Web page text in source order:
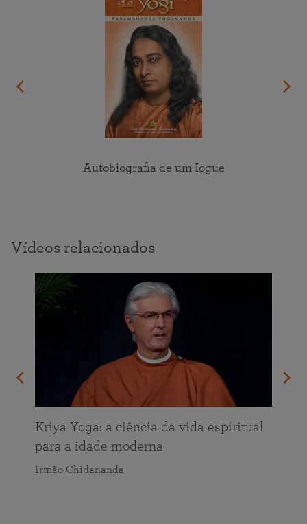
Autobiografia de um Iogue
Vídeos relacionados
Kriya Yoga: a ciência da vida espiritual
para a idade moderna
Irmão Chidananda